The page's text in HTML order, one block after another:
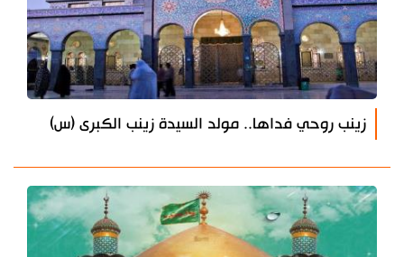
زينب روحي فداها.. مولد السيدة زينب الكبرى (س)